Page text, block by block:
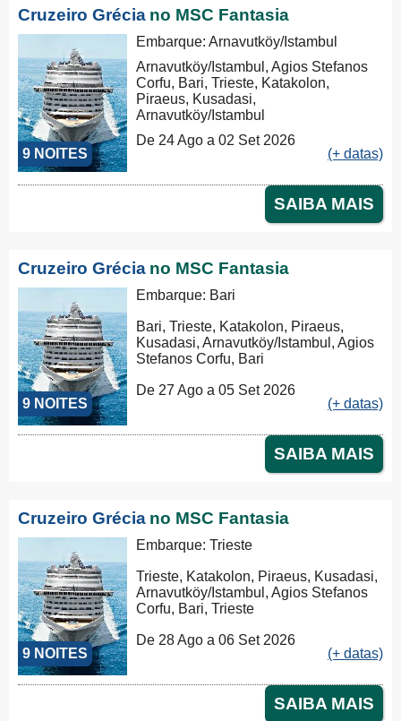
Cruzeiro Grécia no MSC Fantasia
9 NOITES
Embarque: Arnavutköy/Istambul
Arnavutköy/Istambul, Agios Stefanos
Corfu, Bari, Trieste, Katakolon,
Piraeus, Kusadasi,
Arnavutköy/Istambul
De 24 Ago a 02 Set 2026
(+ datas)
SAIBA MAIS
Cruzeiro Grécia no MSC Fantasia
9 NOITES
Embarque: Bari
Bari, Trieste, Katakolon, Piraeus,
Kusadasi, Arnavutköy/Istambul, Agios
Stefanos Corfu, Bari
De 27 Ago a 05 Set 2026
(+ datas)
SAIBA MAIS
Cruzeiro Grécia no MSC Fantasia
9 NOITES
Embarque: Trieste
Trieste, Katakolon, Piraeus, Kusadasi,
Arnavutköy/Istambul, Agios Stefanos
Corfu, Bari, Trieste
De 28 Ago a 06 Set 2026
(+ datas)
SAIBA MAIS